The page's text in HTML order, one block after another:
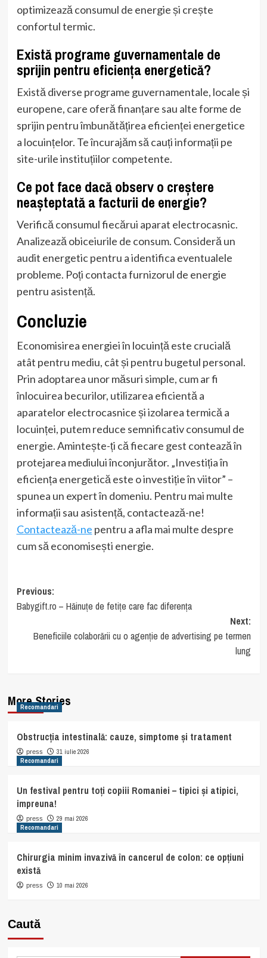
optimizează consumul de energie și crește
confortul termic.
Există programe guvernamentale de
sprijin pentru eficiența energetică?
Există diverse programe guvernamentale, locale și
europene, care oferă finanțare sau alte forme de
sprijin pentru îmbunătățirea eficienței energetice
a locuințelor. Te încurajăm să cauți informații pe
site-urile instituțiilor competente.
Ce pot face dacă observ o creștere
neașteptată a facturii de energie?
Verifică consumul fiecărui aparat electrocasnic.
Analizează obiceiurile de consum. Consideră un
audit energetic pentru a identifica eventualele
probleme. Poți contacta furnizorul de energie
pentru asistență.
Concluzie
Economisirea energiei în locuință este crucială
atât pentru mediu, cât și pentru bugetul personal.
Prin adoptarea unor măsuri simple, cum ar fi
înlocuirea becurilor, utilizarea eficientă a
aparatelor electrocasnice și izolarea termică a
locuinței, putem reduce semnificativ consumul de
energie. Amintește-ți că fiecare gest contează în
protejarea mediului înconjurător. „Investiția în
eficiența energetică este o investiție în viitor” –
spunea un expert în domeniu. Pentru mai multe
informații sau asistență, contactează-ne!
Contactează-ne pentru a afla mai multe despre
cum să economisești energie.
Post
navigation
Previous:
Babygift.ro – Hăinuțe de fetițe care fac diferența
Next:
Beneficiile colaborării cu o agenție de advertising pe termen
lung
More Stories
Recomandari
Obstrucția intestinală: cauze, simptome și tratament
press
31 iulie 2026
Recomandari
Un festival pentru toți copiii Romaniei – tipici și atipici,
impreuna!
press
29 mai 2026
Recomandari
Chirurgia minim invazivă în cancerul de colon: ce opțiuni
există
press 10 mai 2026
Caută